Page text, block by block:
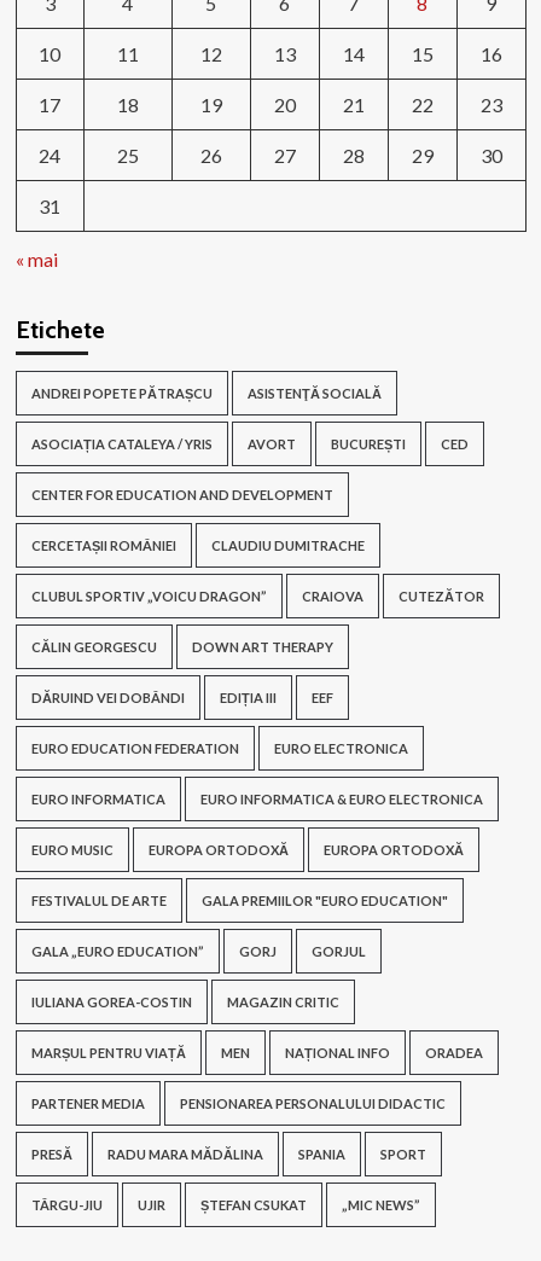
10 11 12 13 14 15 16
17 18 19 20 21 22 23
24 25 26 27 28 29 30
31
« mai
Etichete
ANDREI POPETE PĂTRAȘCU ASISTENŢĂ SOCIALĂ
ASOCIAȚIA CATALEYA / YRIS AVORT BUCUREȘTI CED
CENTER FOR EDUCATION AND DEVELOPMENT
CERCETAȘII ROMÂNIEI CLAUDIU DUMITRACHE
CLUBUL SPORTIV „VOICU DRAGON” CRAIOVA CUTEZĂTOR
CĂLIN GEORGESCU DOWN ART THERAPY
DĂRUIND VEI DOBÂNDI EDIȚIA III EEF
EURO EDUCATION FEDERATION EURO ELECTRONICA
EURO INFORMATICA EURO INFORMATICA & EURO ELECTRONICA
EURO MUSIC EUROPA ORTODOXĂ EUROPA ORTODOXĂ
FESTIVALUL DE ARTE GALA PREMIILOR "EURO EDUCATION"
GALA „EURO EDUCATION” GORJ GORJUL
IULIANA GOREA-COSTIN MAGAZIN CRITIC
MARȘUL PENTRU VIAȚĂ MEN NAȚIONAL INFO ORADEA
PARTENER MEDIA PENSIONAREA PERSONALULUI DIDACTIC
PRESĂ RADU MARA MĂDĂLINA SPANIA SPORT
TÂRGU-JIU UJIR ȘTEFAN CSUKAT „MIC NEWS”